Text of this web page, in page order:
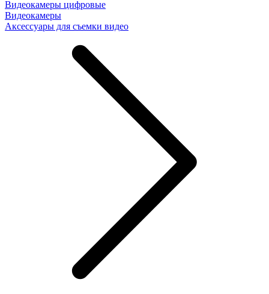
Видеокамеры цифровые
Видеокамеры
Аксессуары для съемки видео